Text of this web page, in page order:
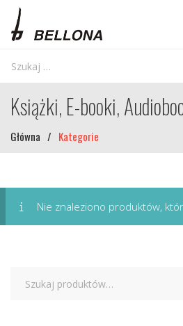
Książki, E-booki,
Główna / Kategorie
Nie znaleziono produktów,